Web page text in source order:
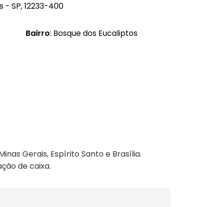
- SP, 12233-400
Bairro: Bosque dos Eucaliptos
Gerais, Espírito Santo e Brasília.
de caixa.